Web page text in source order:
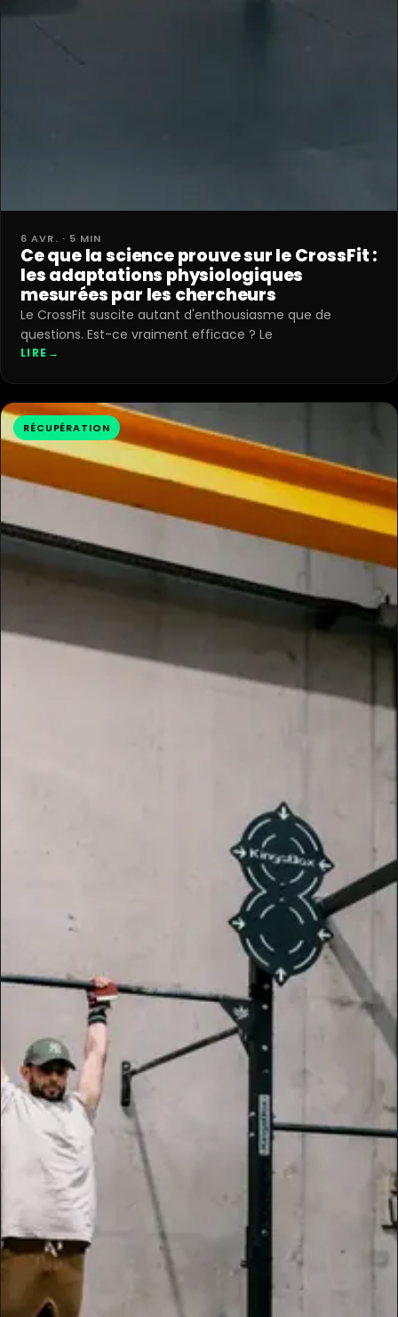
6 AVR. · 5 MIN
Ce que la science prouve sur le CrossFit :
les adaptations physiologiques
mesurées par les chercheurs
Le CrossFit suscite autant d'enthousiasme que de
questions. Est-ce vraiment efficace ? Le
LIRE →
RÉCUPÉRATION